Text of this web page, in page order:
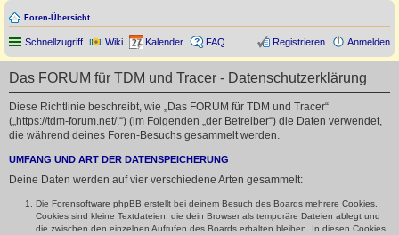
Foren-Übersicht
Schnellzugriff Wiki Kalender FAQ Anmelden
Registrieren
Das FORUM für TDM und Tracer - Datenschutzerklärung
Diese Richtlinie beschreibt, wie „Das FORUM für TDM und Tracer“
(„https://tdm-forum.net/.“) (im Folgenden „der Betreiber“) die Daten verwendet,
die während deines Foren-Besuchs gesammelt werden.
UMFANG UND ART DER DATENSPEICHERUNG
Deine Daten werden auf vier verschiedene Arten gesammelt:
Die Forensoftware phpBB erstellt bei deinem Besuch des Boards mehrere Cookies.
Cookies sind kleine Textdateien, die dein Browser als temporäre Dateien ablegt und
die zwischen den einzelnen Aufrufen des Boards erhalten bleiben. In diesen Cookies